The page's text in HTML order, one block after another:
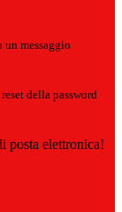
un messaggio
della password
posta elettronica!